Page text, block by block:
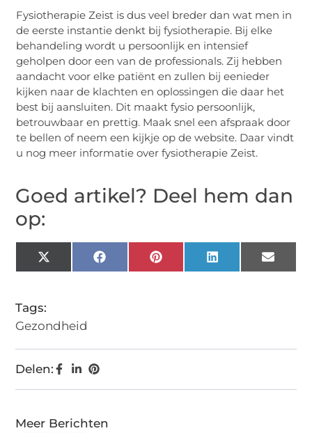
Fysiotherapie Zeist is dus veel breder dan wat men in
de eerste instantie denkt bij fysiotherapie. Bij elke
behandeling wordt u persoonlijk en intensief
geholpen door een van de professionals. Zij hebben
aandacht voor elke patiënt en zullen bij eenieder
kijken naar de klachten en oplossingen die daar het
best bij aansluiten. Dit maakt fysio persoonlijk,
betrouwbaar en prettig. Maak snel een afspraak door
te bellen of neem een kijkje op de website. Daar vindt
u nog meer informatie over fysiotherapie Zeist.
Goed artikel? Deel hem dan
op:
X
(Twitter)
FacebookPinterestLinkedIn Email
Tags:
Gezondheid
Delen:
Meer Berichten